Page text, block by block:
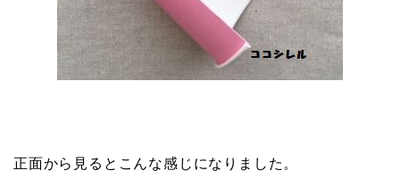
正面から見るとこんな感じになりました。